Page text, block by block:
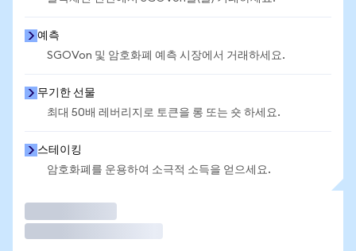
예측
SGOVon 및 암호화폐 예측 시장에서 거래하세요.
무기한 선물
최대 50배 레버리지로 토큰을 롱 또는 숏 하세요.
스테이킹
암호화폐를 운용하여 소극적 소득을 얻으세요.